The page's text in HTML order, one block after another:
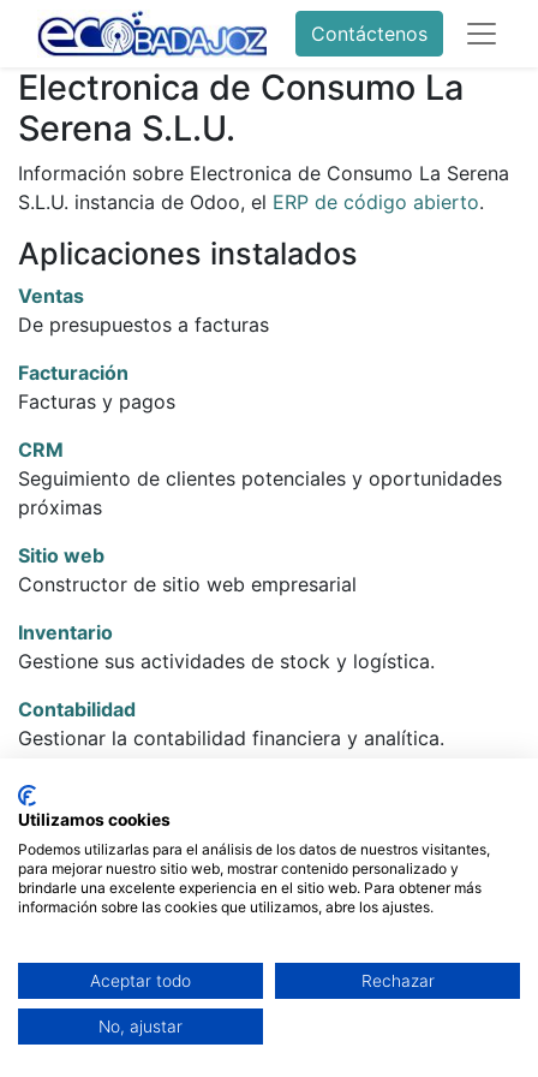
Contáctenos
Electronica de Consumo La
Serena S.L.U.
Información sobre Electronica de Consumo La Serena
S.L.U. instancia de Odoo, el ERP de código abierto.
Aplicaciones instalados
Ventas
De presupuestos a facturas
Facturación
Facturas y pagos
CRM
Seguimiento de clientes potenciales y oportunidades
próximas
Sitio web
Constructor de sitio web empresarial
Inventario
Gestione sus actividades de stock y logística.
Contabilidad
Gestionar la contabilidad financiera y analítica.
Compra
Órdenes de compra, licitaciones y acuerdos.
Punto de venta
Interfaz de PdV amigable para usuarios para tiendas y
restaurantes
Comercio electrónico
Venda sus productos online
Fabricación
Utilizamos cookies
Podemos utilizarlas para el análisis de los datos de nuestros visitantes,
para mejorar nuestro sitio web, mostrar contenido personalizado y
brindarle una excelente experiencia en el sitio web. Para obtener más
información sobre las cookies que utilizamos, abre los ajustes.
Aceptar todo Rechazar
No, ajustar